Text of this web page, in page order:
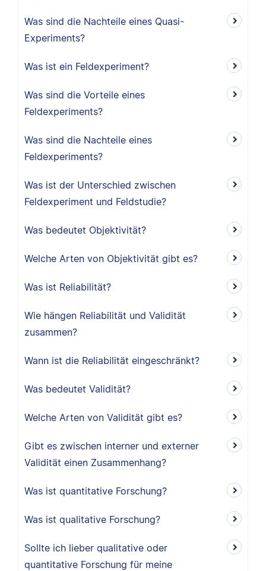
Was sind die Nachteile eines Quasi-
Experiments?
Was ist ein Feldexperiment?
Was sind die Vorteile eines
Feldexperiments?
Was sind die Nachteile eines
Feldexperiments?
Was ist der Unterschied zwischen
Feldexperiment und Feldstudie?
Was bedeutet Objektivität?
Welche Arten von Objektivität gibt es?
Was ist Reliabilität?
Wie hängen Reliabilität und Validität
zusammen?
Wann ist die Reliabilität eingeschränkt?
Was bedeutet Validität?
Welche Arten von Validität gibt es?
Gibt es zwischen interner und externer
Validität einen Zusammenhang?
Was ist quantitative Forschung?
Was ist qualitative Forschung?
Sollte ich lieber qualitative oder
quantitative Forschung für meine